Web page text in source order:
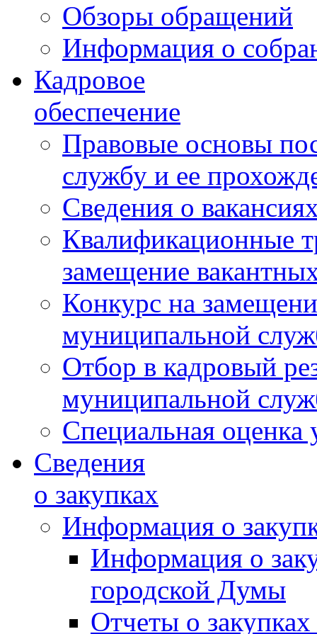
Обзоры обращений
Информация о
Кадровое
обеспечение
Правовые основы
службу и ее
Сведения о
Квалификационные
замещение
Конкурс на
муниципальной
Отбор в кадровый
муниципальной
Специальная оценка
Сведения
о закупках
Информация о
Информация о
городской Думы
Отчеты о